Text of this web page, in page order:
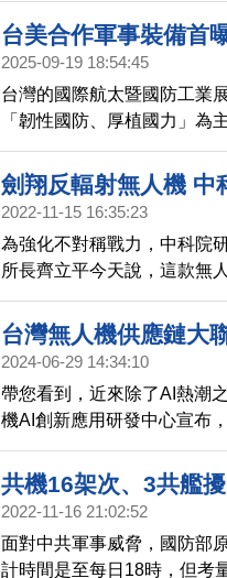
台美合作軍事裝備首
2025-09-19 18:54:45
台灣的國際航太暨國防工業
「韌性國防、厚植國力」為
裝備。除了M1A2T戰車、海
力，及台美合作成果。
劍翔反輻射無人機 中
2022-11-15 16:35:23
為強化不對稱戰力，中科院
所長齊立平今天說，這款無
公里，俯衝時速更可達500
台灣無人機供應鏈大
2024-06-29 14:34:10
帶您看到，近來除了AI熱潮
機AI創新應用研發中心宣布
將全力推動台灣無人機企業
共機16架次、3共艦
2022-11-16 21:02:52
面對中共軍事威脅，國防部
計時間是至每日18時，但考